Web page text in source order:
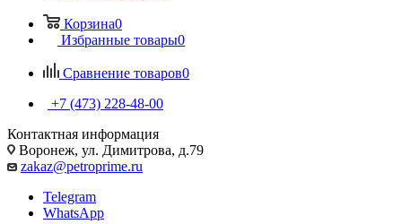
Корзина0
Избранные товары0
Сравнение товаров0
+7 (473) 228-48-00
Контактная информация
Воронеж, ул. Димитрова, д.79
zakaz@petroprime.ru
Telegram
WhatsApp